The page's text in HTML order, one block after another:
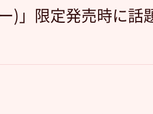
)」限定発売時に話